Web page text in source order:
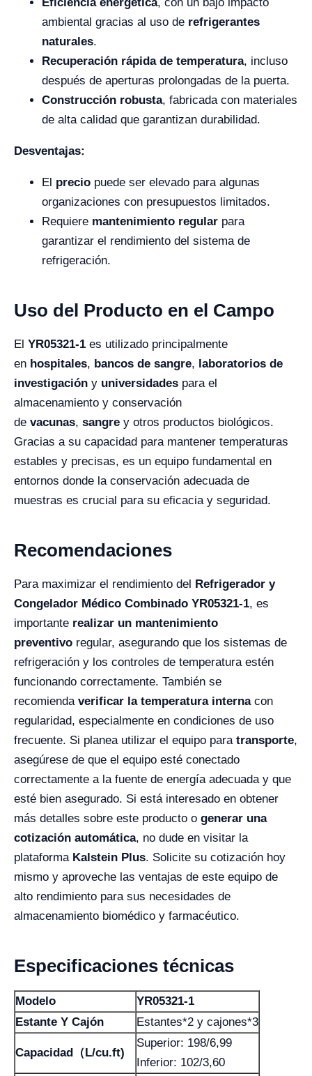
ambiental gracias al uso de refrigerantes
naturales.
Recuperación rápida de temperatura, incluso
después de aperturas prolongadas de la puerta.
Construcción robusta, fabricada con materiales
de alta calidad que garantizan durabilidad.
Desventajas:
El precio puede ser elevado para algunas
organizaciones con presupuestos limitados.
Requiere mantenimiento regular para
garantizar el rendimiento del sistema de
refrigeración.
Uso del Producto en el Campo
El YR05321-1 es utilizado principalmente
en hospitales, bancos de sangre, laboratorios de
investigación y universidades para el
almacenamiento y conservación
de vacunas, sangre y otros productos biológicos.
Gracias a su capacidad para mantener temperaturas
estables y precisas, es un equipo fundamental en
entornos donde la conservación adecuada de
muestras es crucial para su eficacia y seguridad.
Recomendaciones
Para maximizar el rendimiento del Refrigerador y
Congelador Médico Combinado YR05321-1, es
importante realizar un mantenimiento
preventivo regular, asegurando que los sistemas de
refrigeración y los controles de temperatura estén
funcionando correctamente. También se
recomienda verificar la temperatura internacon
regularidad, especialmente en condiciones de uso
frecuente. Si planea utilizar el equipo para transporte,
asegúrese de que el equipo esté conectado
correctamente a la fuente de energía adecuada y que
esté bien asegurado. Si está interesado en obtener
más detalles sobre este producto o generar una
cotización automática, no dude en visitar la
plataforma Kalstein Plus. Solicite su cotización hoy
mismo y aproveche las ventajas de este equipo de
alto rendimiento para sus necesidades de
almacenamiento biomédico y farmacéutico.
Especificaciones técnicas
Modelo
YR05321-1
Estante Y Cajón
Estantes*2 y cajones*3
Capacidad（L/cu.ft)
Superior: 198/6,99
Inferior: 102/3,60